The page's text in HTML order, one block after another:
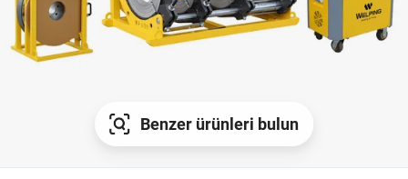
Benzer ürünleri bulun